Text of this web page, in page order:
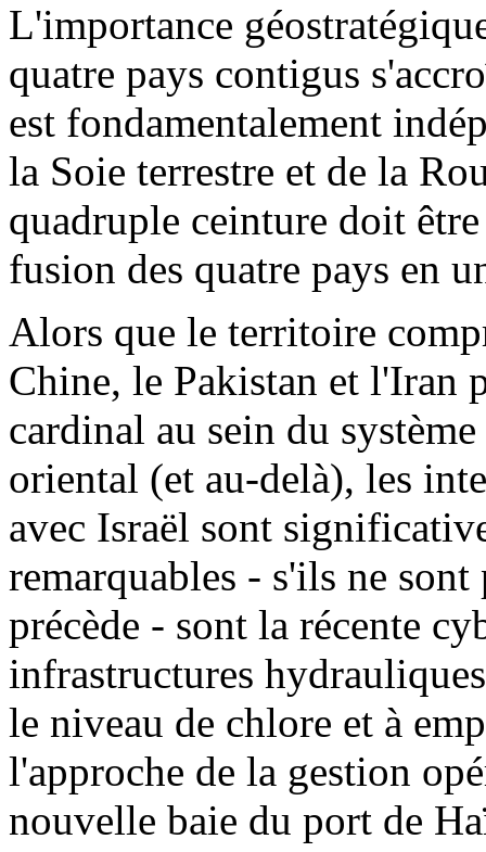
L'importance
quatre pays contigus
est fondamentalement
la Soie terrestre et de la
quadruple ceinture doit
fusion des quatre pays en
Alors que le territoire
Chine, le Pakistan et l'Iran
cardinal au sein du
oriental (et au-delà), les
avec Israël sont
remarquables - s'ils ne
précède - sont la récente
infrastructures
le niveau de chlore et à
l'approche de la gestion
nouvelle baie du port de